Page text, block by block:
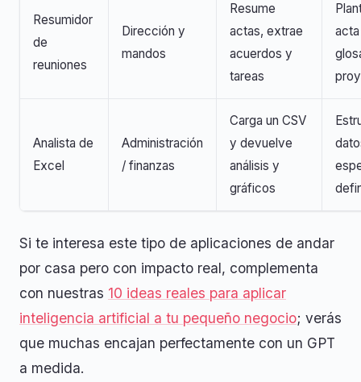
Resumidor
de
reuniones
Dirección y
mandos
Resume
actas, extrae
acuerdos y
tareas
Analista de
Excel
Administración
/ finanzas
Carga un CSV
y devuelve
análisis y
gráficos
Si te interesa este tipo de aplicaciones de andar
por casa pero con impacto real, complementa
con nuestras 10 ideas reales para aplicar
inteligencia artificial a tu pequeño negocio; verás
que muchas encajan perfectamente con un GPT
a medida.